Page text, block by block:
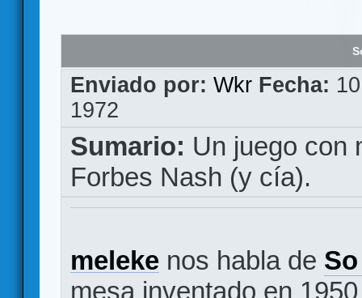
Enviado por:Wkr Fecha:
1972
Sumario: Un juego con
Forbes Nash (y cía).
meleke nos habla de
mesa inventado en